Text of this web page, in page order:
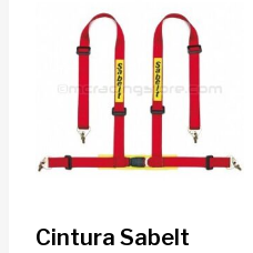
Cintura Sabelt